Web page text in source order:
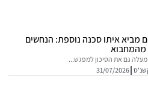
איתו סכנה נוספת: הנחשים
את הסיכון למפגש...
31/07/